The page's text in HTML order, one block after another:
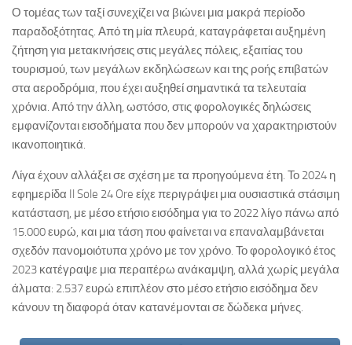
Ο τομέας των ταξί συνεχίζει να βιώνει μια μακρά περίοδο
παραδοξότητας. Από τη μία πλευρά, καταγράφεται αυξημένη
ζήτηση για μετακινήσεις στις μεγάλες πόλεις, εξαιτίας του
τουρισμού, των μεγάλων εκδηλώσεων και της ροής επιβατών
στα αεροδρόμια, που έχει αυξηθεί σημαντικά τα τελευταία
χρόνια. Από την άλλη, ωστόσο, στις φορολογικές δηλώσεις
εμφανίζονται εισοδήματα που δεν μπορούν να χαρακτηριστούν
ικανοποιητικά.
Λίγα έχουν αλλάξει σε σχέση με τα προηγούμενα έτη. Το 2024 η
εφημερίδα Il Sole 24 Ore είχε περιγράψει μια ουσιαστικά στάσιμη
κατάσταση, με μέσο ετήσιο εισόδημα για το 2022 λίγο πάνω από
15.000 ευρώ, και μια τάση που φαίνεται να επαναλαμβάνεται
σχεδόν πανομοιότυπα χρόνο με τον χρόνο. Το φορολογικό έτος
2023 κατέγραψε μια περαιτέρω ανάκαμψη, αλλά χωρίς μεγάλα
άλματα: 2.537 ευρώ επιπλέον στο μέσο ετήσιο εισόδημα δεν
κάνουν τη διαφορά όταν κατανέμονται σε δώδεκα μήνες.